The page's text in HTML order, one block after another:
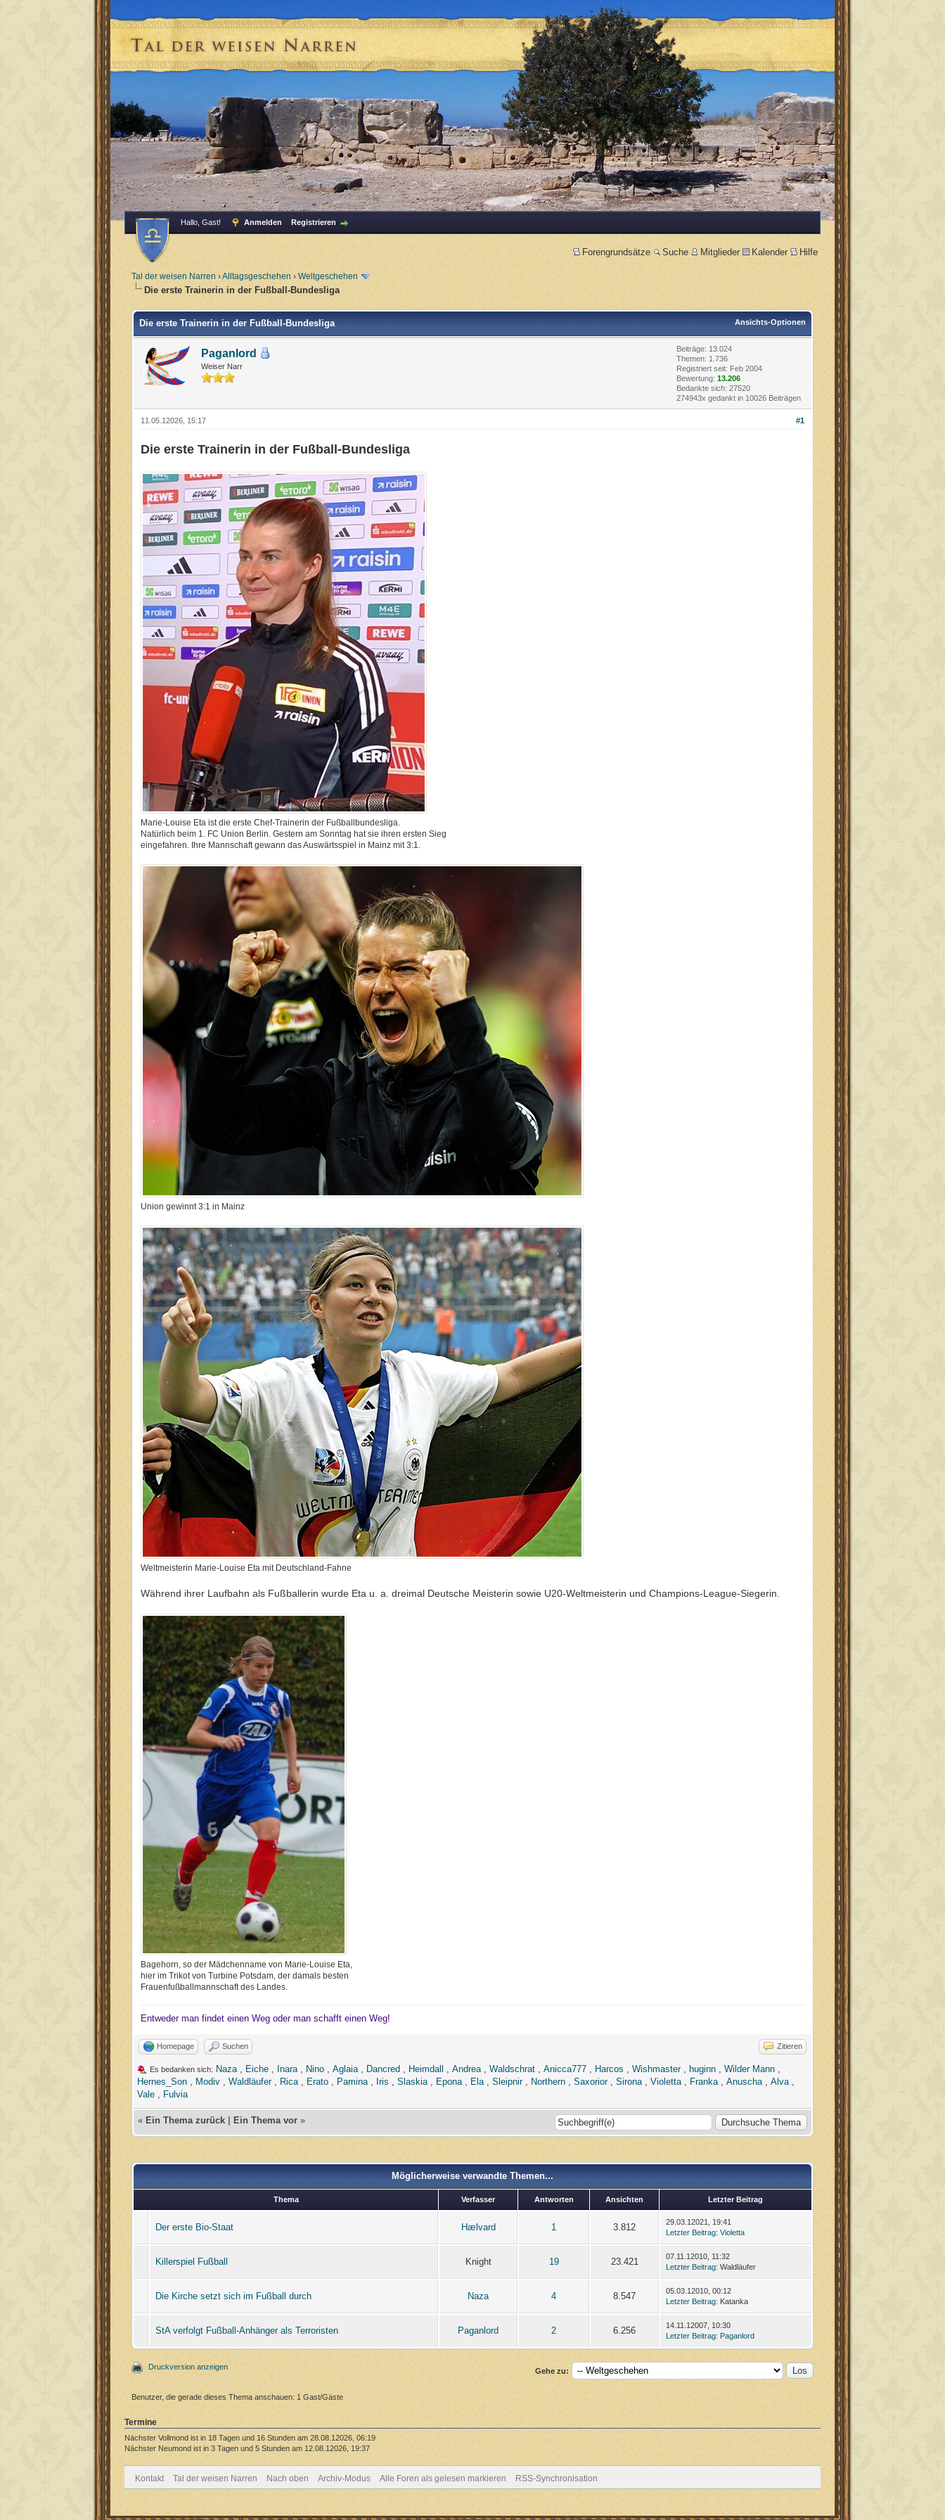
Hallo, Gast! Anmelden Registrieren
Forengrundsätze Suche Mitglieder Kalender Hilfe
Tal der weisen Narren ›Alltagsgeschehen › Weltgeschehen
Die erste Trainerin in der Fußball-Bundesliga
Ansichts-Optionen
Die erste Trainerin in der Fußball-Bundesliga
Paganlord
Weiser Narr
Beiträge: 13.024
Themen: 1.736
Registriert seit: Feb 2004
Bewertung: 13.206
Bedankte sich: 27520
274943x gedankt in 10026 Beiträgen
#1
11.05.12026, 15:17
Die erste Trainerin in der Fußball-Bundesliga
Marie-Louise Eta ist die erste Chef-Trainerin der Fußballbundesliga.
Natürlich beim 1. FC Union Berlin. Gestern am Sonntag hat sie ihren ersten Sieg
eingefahren. Ihre Mannschaft gewann das Auswärtsspiel in Mainz mit 3:1.
Union gewinnt 3:1 in Mainz
Weltmeisterin Marie-Louise Eta mit Deutschland-Fahne
Während ihrer Laufbahn als Fußballerin wurde Eta u. a. dreimal Deutsche Meisterin sowie U20-Weltmeisterin und Champions-League-Siegerin.
Bagehorn, so der Mädchenname von Marie-Louise Eta,
hier im Trikot von Turbine Potsdam, der damals besten
Frauenfußballmannschaft des Landes.
Entweder man findet einen Weg oder man schafft einen Weg!
Homepage Suchen Zitieren
Es bedanken sich: Naza Eiche Inara Nino Aglaia Dancred Heimdall Andrea Waldschrat Anicca777 Harcos Wishmaster, huginn Wilder Mann
Hernes_Son
Modiv Waldläufer, Rica Erato Pamina Iris Slaskia Epona Ela Sleipnir, Northern Saxorior, Sirona Violetta Franka Anuscha Alva
Vale
Fulvia
« Ein Thema zurück Ein Thema vor »
Möglicherweise verwandte Themen...
Thema Verfasser Antworten Ansichten Letzter Beitrag
Der erste Bio-Staat Hælvard 1 3.812
29.03.12021, 19:41
Letzter Beitrag: Violetta
Killerspiel Fußball Knight 19 23.421
07.11.12010, 11:32
Letzter Beitrag: Waldläufer
Die Kirche setzt sich im Fußball durch Naza 4 8.547
05.03.12010, 00:12
Letzter Beitrag: Katanka
StA verfolgt Fußball-Anhänger als Terroristen Paganlord 2 6.256
14.11.12007, 10:30
Letzter Beitrag: Paganlord
Druckversion anzeigen Gehe zu:
Benutzer, die gerade dieses Thema anschauen: 1 Gast/Gäste
Termine
Nächster Vollmond ist in 18 Tagen und 16 Stunden am 28.08.12026, 06:19
Nächster Neumond ist in 3 Tagen und 5 Stunden am 12.08.12026, 19:37
Kontakt Tal der weisen Narren Nach oben Archiv-Modus Alle Foren als gelesen markieren RSS-Synchronisation